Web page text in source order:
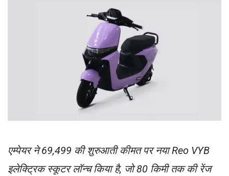
एम्पेयर ने 69,499 की शुरुआती कीमत पर नया Reo VYB
इलेक्ट्रिक स्कूटर लॉन्च किया है, जो 80 किमी तक की रेंज